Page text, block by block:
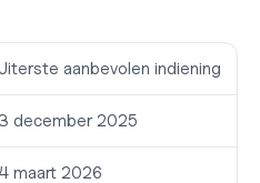
aanbevolen indiening
3 december 2025
maart 2026